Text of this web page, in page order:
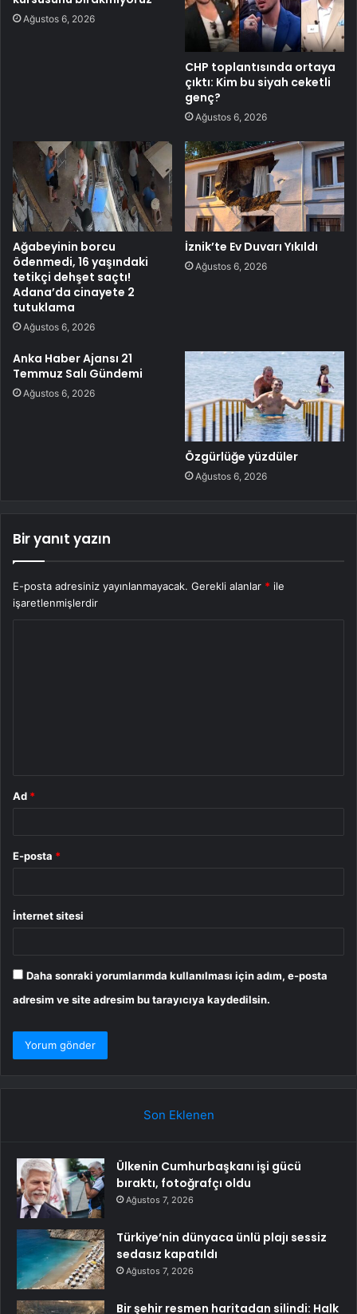
Ağustos 6, 2026
CHP toplantısında ortaya
çıktı: Kim bu siyah ceketli
genç?
Ağustos 6, 2026
Ağabeyinin borcu
ödenmedi, 16 yaşındaki
tetikçi dehşet saçtı!
Adana’da cinayete 2
tutuklama
Ağustos 6, 2026
İznik’te Ev Duvarı Yıkıldı
Ağustos 6, 2026
Anka Haber Ajansı 21
Temmuz Salı Gündemi
Ağustos 6, 2026
Özgürlüğe yüzdüler
Ağustos 6, 2026
Bir yanıt yazın
E-posta adresiniz yayınlanmayacak. Gerekli alanlar * ile
işaretlenmişlerdir
Ad *
E-posta *
İnternet sitesi
Daha sonraki yorumlarımda kullanılması için adım, e-posta
adresim ve site adresim bu tarayıcıya kaydedilsin.
Son Eklenen
Ülkenin Cumhurbaşkanı işi gücü
bıraktı, fotoğrafçı oldu
Ağustos 7, 2026
Türkiye’nin dünyaca ünlü plajı sessiz
sedasız kapatıldı
Ağustos 7, 2026
Bir şehir resmen haritadan silindi: Halk